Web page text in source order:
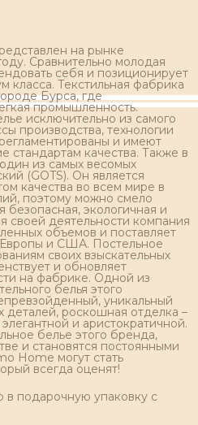
на рынке
Сравнительно молодая
себя и позиционирует
класса. Текстильная фабрика
Бурса, где
промышленность.
исключительно из самого
производства, технологии
и имеют
стандартам качества. Также в
из самых весомых
(GOTS). Он является
качества во всем мире в
поэтому можно смело
безопасная, экологичная и
своей деятельности компания
объемов и поставляет
и США. Постельное
своих взыскательных
и обновляет
на фабрике. Одной из
белья этого
уникальный
деталей, роскошная отделка –
и аристократичной.
белье этого бренда,
и становятся постоянными
Home могут стать
всегда оценят!
подарочную упаковку с